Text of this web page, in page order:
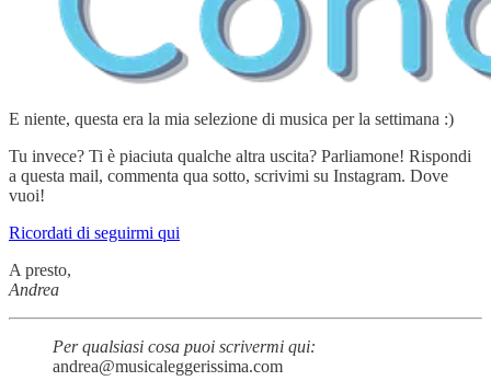
E niente, questa era la mia selezione di musica per la settimana :)
Tu invece? Ti è piaciuta qualche altra uscita? Parliamone! Rispondi
a questa mail, commenta qua sotto, scrivimi su Instagram. Dove
vuoi!
Ricordati di seguirmi qui
A presto,
Andrea
Per qualsiasi cosa puoi scrivermi qui:
andrea@musicaleggerissima.com